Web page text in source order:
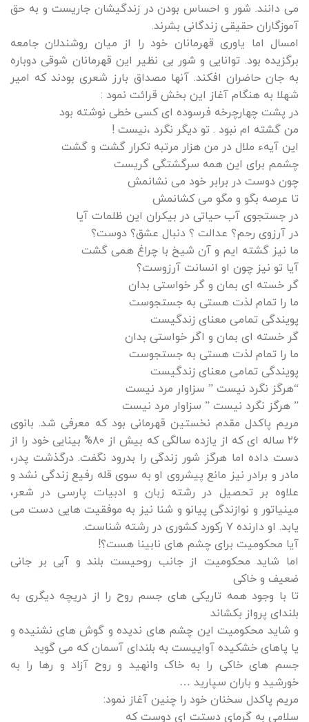
می دانند. شور و احساس بودن در زندگیشان جاریست و به حق
آموزگاران حقیقی زندگانی بشرند.
امسال اما یاوری قهرمانان خود را از میان روشندلان جامعه
برگزیده بود. توانایی و شور بی نظیر این قهرمانان شوقی دوباره
به جان حاضران افکند. آنها مصداق بارز شعری بودند که امیر
شهلا به هنگام آغاز این بخش قرائت نمود :
در پشت چهارچرخه فرسوده ای کسی خطی نوشته بود
من گشته ام نبود . تو دیگر نگرد ،نیست !
این آیهء ملال در من هزار مرتبه تکرار گشت و گشت
چشمم برای این همه سرگشتگی گریست
چون دوست در برابر خود می نشانمش
تا عرصه بگو و مگو می کشانمش
در جستجوی آب حیاتی در بیکران این ظلمات آیا
در آرزوی رحم؟ عدالت ؟ دنبال عشق؟ دوست؟
ما نیز گشته ایم و آن شیخ با چراغ همی گشت
آیا تو نیز چون او انسانت آرزوست؟
گر خسته ای بمان و گر خواستی بدان
ما را تمام لذت هستی به جستجوست
پویندگی تمامی معنای زندگیست
گر خسته ای بمان و اگر خواستی بدان
ما را تمام لذت هستی به جستجوست
پویندگی تمامی معنای زندگیست
“هرگز نگرد نیست ” سزاوار مرد نیست
” هرگز نگرد نیست ” سزاوار مرد نیست
مریم پاکدل مقدم نخستین قهرمانی بود که معرفی شد. بانوی
۲۶ ساله ای که از یازده سالگی که بیش از ۸۰% بینایی خود را از
دست داده اما هرگز شور زندگی را بدرود نگفت. درگذشت پدر،
مادر و برادر نیز مانع پیشروی او به سوی قله رفیع زندگی نشد و
علاوه بر تحصیل در رشته زبان و ادبیات پارسی در شعر،
مینیاتور و نوازندگی پیانو و شنا نیز به موفقیت هایی دست می
یابد. او دارنده ۷ رکورد کشوری در رشته شناست.
آیا محکومیت برای چشم های نابینا هست؟!
اما شاید محکومیت از جانب روحیست بلند و آبی بر جانی
ضعیف و خاکی
تا با وجود همه تاریکی های جسم روح را از دریچه دیگری به
بلندای پرواز بکشاند
و شاید محکومیت این چشم های ندیده و گوش های نشنیده و
یا پاهای خشکیده آواییست به بلندای آسمان که می گوید
جسم های خاکی را به خاک وانهید و روح آزاد و رها را به
خورشید و باران سپارید …
مریم پاکدل سخنان خود را چنین آغاز نمود:
سلامی به گرمای دستت ای دوست که